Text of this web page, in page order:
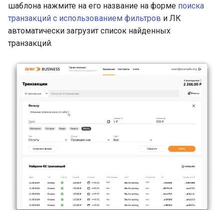
шаблона нажмите на его название на форме поиска
транзакций с использованием фильтров и ЛК
автоматически загрузит список найденных
транзакций.